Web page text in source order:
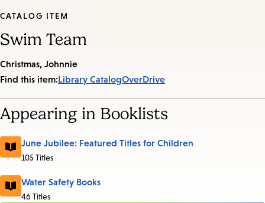
CATALOG ITEM
Swim Team
Christmas, Johnnie
Find this item:Library CatalogOverDrive
Appearing in Booklists
June Jubilee: Featured Titles for Children
105 Titles
Water Safety Books
46 Titles